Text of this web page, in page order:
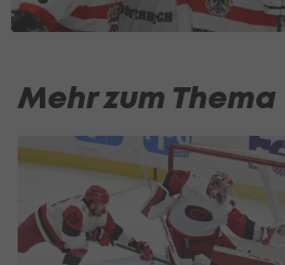
Mehr zum Thema